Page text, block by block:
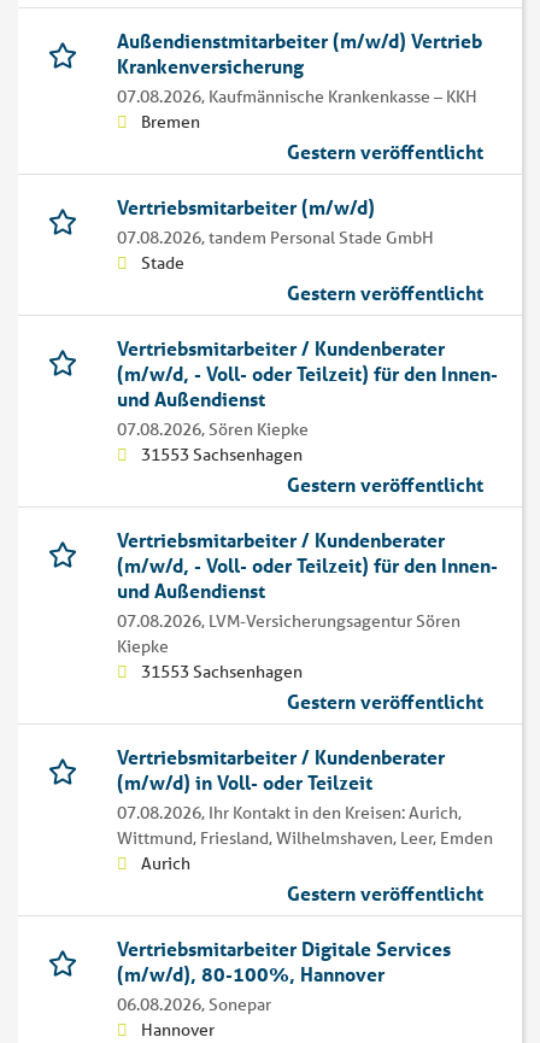
Außendienstmitarbeiter (m/w/d) Vertrieb
Krankenversicherung
07.08.2026, Kaufmännische Krankenkasse – KKH
Bremen
Gestern veröffentlicht
Vertriebsmitarbeiter (m/w/d)
07.08.2026,tandem Personal Stade GmbH
Stade
Gestern veröffentlicht
Vertriebsmitarbeiter / Kundenberater
(m/w/d, - Voll- oder Teilzeit) für den Innen-
und Außendienst
07.08.2026,Sören Kiepke
31553 Sachsenhagen
Gestern veröffentlicht
Vertriebsmitarbeiter / Kundenberater
(m/w/d, - Voll- oder Teilzeit) für den Innen-
und Außendienst
07.08.2026, LVM-Versicherungsagentur Sören
Kiepke
31553 Sachsenhagen
Gestern veröffentlicht
Vertriebsmitarbeiter / Kundenberater
(m/w/d) in Voll- oder Teilzeit
07.08.2026, Ihr Kontakt in den Kreisen: Aurich,
Wittmund, Friesland, Wilhelmshaven, Leer, Emden
Aurich
Gestern veröffentlicht
Vertriebsmitarbeiter Digitale Services
(m/w/d), 80-100%, Hannover
06.08.2026,Sonepar
Hannover